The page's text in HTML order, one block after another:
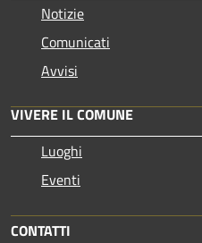
Notizie
Comunicati
Avvisi
VIVERE IL COMUNE
Luoghi
Eventi
CONTATTI